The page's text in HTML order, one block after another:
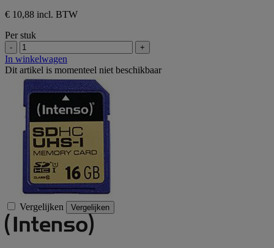
€ 10,88 incl. BTW
Per stuk
- +
In winkelwagen
Dit artikel is momenteel niet beschikbaar
Vergelijken Vergelijken